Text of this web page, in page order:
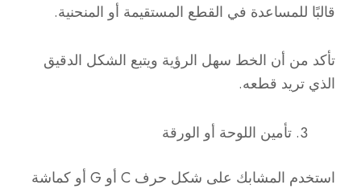
قالبًا للمساعدة في القطع المستقيمة أو المنحنية.
تأكد من أن الخط سهل الرؤية ويتبع الشكل الدقيق
الذي تريد قطعه.
تأمين اللوحة أو الورقة
استخدم المشابك على شكل حرف C أو G أو كماشة